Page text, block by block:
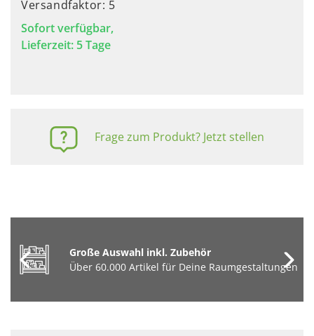
Versandfaktor: 5
Sofort verfügbar,
Lieferzeit: 5 Tage
Frage zum Produkt? Jetzt stellen
Große Auswahl inkl. Zubehör
Über 60.000 Artikel für Deine Raumgestaltungen